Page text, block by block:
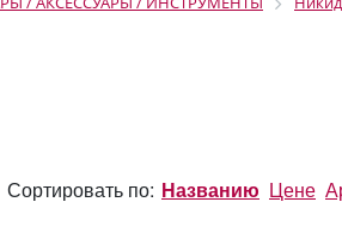
Сортировать по: Названию Цене